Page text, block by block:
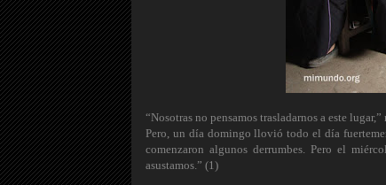
“Nosotras no pensamos trasladarnos a este
Pero, un día domingo llovió todo el día
comenzaron algunos derrumbes. Pero el
asustamos.” (1)